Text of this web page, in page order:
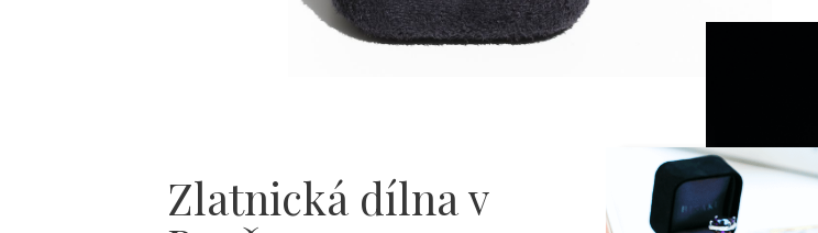
Zlatnická dílna v